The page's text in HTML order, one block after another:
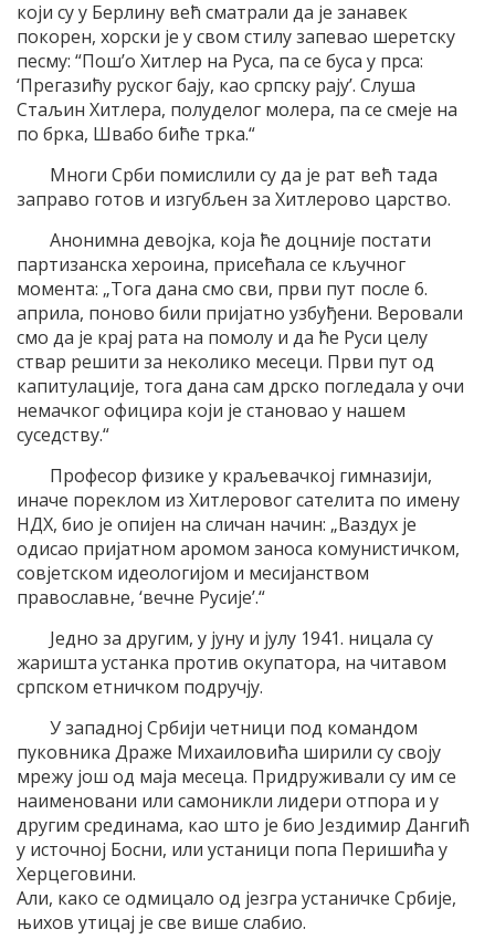
који су у Берлину већ сматрали да је занавек
покорен, хорски је у свом стилу запевао шеретску
песму: “Пош’о Хитлер на Руса, па се буса у прса:
‘Прегазићу руског бају, као српску рају’. Слуша
Стаљин Хитлера, полуделог молера, па се смеје на
по брка, Швабо биће трка.“
Многи Срби помислили су да је рат већ тада
заправо готов и изгубљен за Хитлерово царство.
Анонимна девојка, која ће доцније постати
партизанска хероина, присећала се кључног
момента: „Тога дана смо сви, први пут после 6.
априла, поново били пријатно узбуђени. Веровали
смо да је крај рата на помолу и да ће Руси целу
ствар решити за неколико месеци. Први пут од
капитулације, тога дана сам дрско погледала у очи
немачког официра који је становао у нашем
суседству.“
Професор физике у краљевачкој гимназији,
иначе пореклом из Хитлеровог сателита по имену
НДХ, био је опијен на сличан начин: „Ваздух је
одисао пријатном аромом заноса комунистичком,
совјетском идеологијом и месијанством
православне, ‘вечне Русије’.“
Једно за другим, у јуну и јулу 1941. ницала су
жаришта устанка против окупатора, на читавом
српском етничком подручју.
У западној Србији четници под командом
пуковника Драже Михаиловића ширили су своју
мрежу још од маја месеца. Придруживали су им се
наименовани или самоникли лидери отпора и у
другим срединама, као што је био Јездимир Дангић
у источној Босни, или устаници попа Перишића у
Херцеговини.
Али, како се одмицало од језгра устаничке Србије,
њихов утицај је све више слабио.